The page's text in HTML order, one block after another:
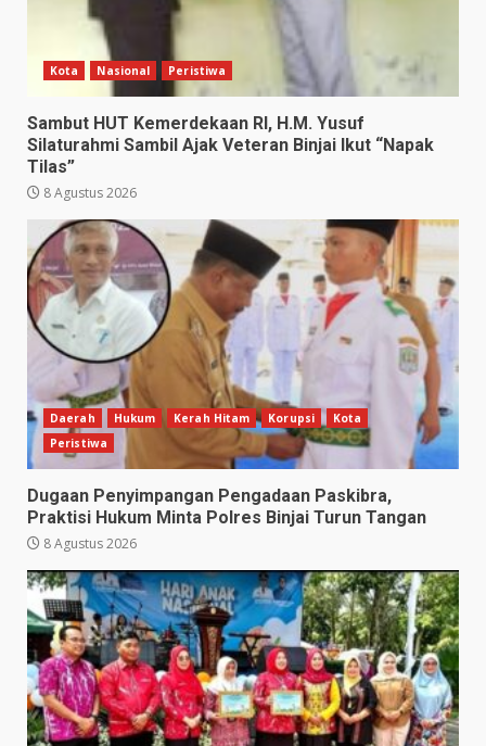
Kota Nasional Peristiwa
Sambut HUT Kemerdekaan RI, H.M. Yusuf
Silaturahmi Sambil Ajak Veteran Binjai Ikut “Napak
Tilas”
8 Agustus 2026
Daerah Hukum Kerah Hitam Korupsi
Kota
Peristiwa
Dugaan Penyimpangan Pengadaan Paskibra,
Praktisi Hukum Minta Polres Binjai Turun Tangan
8 Agustus 2026